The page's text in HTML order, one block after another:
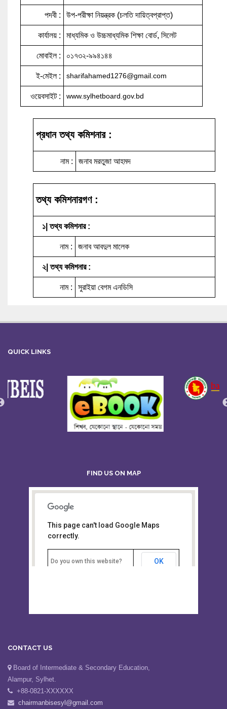
পদবী : উপ-পরীক্ষা নিয়ন্ত্রক (চলতি দায়িত্বপ্রাপ্ত)
কার্যালয় : মাধ্যমিক ও উচ্চমাধ্যমিক শিক্ষা বোর্ড, সিলেট
মোবাইল : ০১৭৩২-৯৯৪১৪৪
ই-মেইল : sharifahamed1276@gmail.com
ওয়েবসাইট : www.sylhetboard.gov.bd
প্রধান তথ্য কমিশনার :
নাম : জনাব মরতুজা আহমদ
তথ্য কমিশনারগণ :
১| তথ্য কমিশনার :
নাম : জনাব আবদুল মালেক
২| তথ্য কমিশনার :
নাম : সুরাইয়া বেগম এনডিসি
QUICK LINKS
FIND US ON MAP
Board of Intermediate &
Secondary Education, Alampur,
Sylhet
This page can't load Google Maps
correctly.
Do you own this website? OK
CONTACT US
Board of Intermediate & Secondary Education,
Alampur, Sylhet.
+88-0821-XXXXXX
chairmanbisesyl@gmail.com